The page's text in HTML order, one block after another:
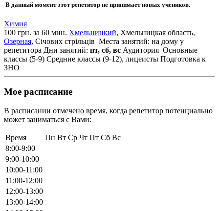
В данный момент этот репетитор не принимает новых учеников.
Химия
100 грн. за 60 мин. Хмельницкий, Хмельницкая область,
Озерная, Січових стрільців Места занятий: на дому у
репетитора Дни занятий: пт, сб, вс Аудитория Основные
классы (5-9) Средние классы (9-12), лицеисты Подготовка к
ЗНО
Мое расписание
В расписании отмечено время, когда репетитор потенциально
может заниматься с Вами:
Время Пн Вт Ср Чт Пт Сб Вс
8:00-9:00
9:00-10:00
10:00-11:00
11:00-12:00
12:00-13:00
13:00-14:00